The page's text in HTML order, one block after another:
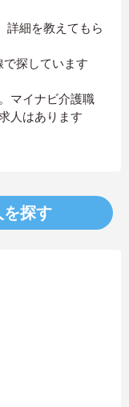
詳細を教えてもら
で探しています
マイナビ介護職
人はあります
を探す